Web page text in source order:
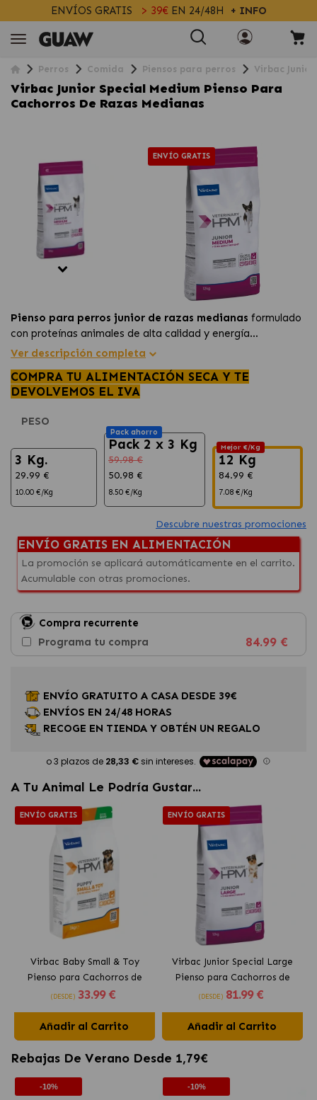
ENVÍOS GRATIS > 39€EN 24/48H + INFO
Perros Comida Piensos para perros Virbac
Virbac Junior Special Medium Pienso Para
Cachorros De Razas Medianas
ENVÍO GRATIS
Pienso para perros junior de razas medianas formulado
con proteínas animales de alta calidad y energía
equilibrada para favorecer el
articulaciones y masa muscular.
Ver descripción completa
COMPRA TU ALIMENTACIÓN SECA Y TE
DEVOLVEMOS EL IVA
PESO
3 Kg.
29.99 €
10.00 €/Kg
Pack ahorro
Pack 2 x 3 Kg
59.98 €
50.98 €
8.50 €/Kg
Mejor €/Kg
12 Kg
84.99 €
7.08 €/Kg
Descubre nuestras promociones
ENVÍO GRATIS EN ALIMENTACIÓN
La promoción se aplicará automáticamente en el carrito.
Acumulable con otras promociones.
Compra recurrente
Programa tu compra
84.99 €
ENVÍO GRATUITO A CASA DESDE 39€
ENVÍOS EN 24/48 HORAS
RECOGE EN TIENDA Y OBTÉN UN REGALO
A Tu Animal Le Podría Gustar...
ENVÍO GRATIS
Virbac Baby Small & Toy
Pienso para Cachorros de
Raza Pequeña
(DESDE) 33.99 €
Añadir al Carrito
ENVÍO GRATIS
Virbac Junior Special Large
Pienso para Cachorros de
Razas Grandes
(DESDE) 81.99 €
Añadir al Carrito
Rebajas De Verano Desde 1,79€
-10% -10%